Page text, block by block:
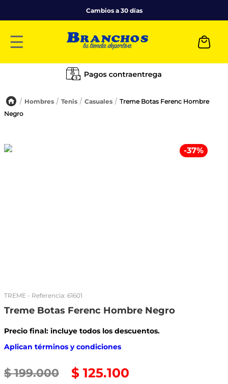
Cambios a 30 días
☰
Hombres Tenis Casuales
Treme Botas Ferenc Hombre
Negro
-37%
TREME - Referencia: 61601
Treme Botas Ferenc Hombre Negro
Precio final: incluye todos los descuentos.
Aplican términos y condiciones
$ 199.000 $ 125.100